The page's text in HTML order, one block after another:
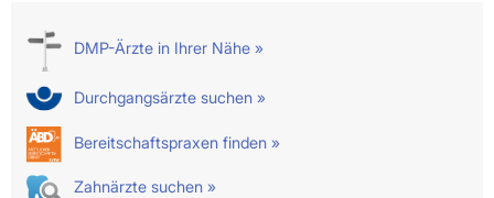
DMP-Ärzte in Ihrer Nähe »
Durchgangsärzte suchen »
Bereitschaftspraxen finden »
Zahnärzte suchen »